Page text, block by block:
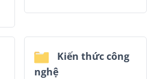
Kiến thức công
nghệ